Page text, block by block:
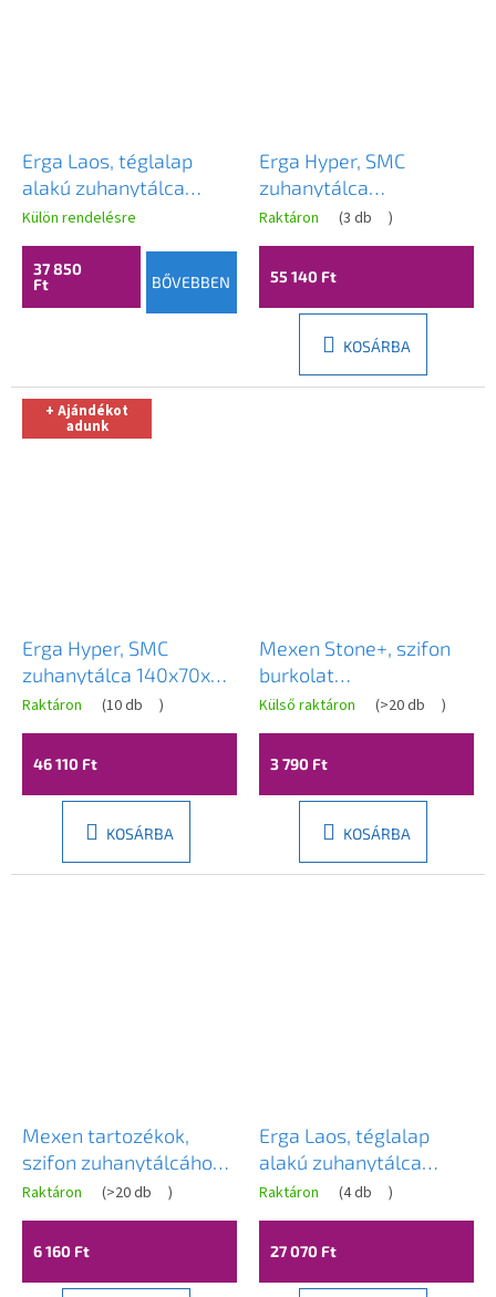
Erga Laos, téglalap
alakú zuhanytálca
140x80x5cm, akril,
fehér fényes, ERG-V06-
ACR-8014S-WH-CR
Külön rendelésre
37 850
Ft
BŐVEBBEN
Erga Hyper, SMC
zuhanytálca
140x90x2,6 cm + szifon,
fehér matt, ERG-V06-
SMC-9014S-WH
Raktáron (3 db )
55 140 Ft
KOSÁRBA
+ Ajándékot
adunk
Erga Hyper, SMC
zuhanytálca 140x70x2,6
cm + szifon, fehér matt,
ERG-V06-SMC-7014S-
WH
Raktáron (10 db )
46 110 Ft
KOSÁRBA
Mexen Stone+, szifon
burkolat
zuhanytálcához, acél,
44910001
Külső raktáron (>20 db )
3 790 Ft
KOSÁRBA
Mexen tartozékok,
szifon zuhanytálcához
Hugo, Toro, átmérő
90mm, 49050-00
Raktáron (>20 db )
6 160 Ft
Erga Laos, téglalap
alakú zuhanytálca
100x70x5cm, akril,
fehér fényes, ERG-V06-
ACR-7010S-WH-CR
Raktáron (4 db )
27 070 Ft